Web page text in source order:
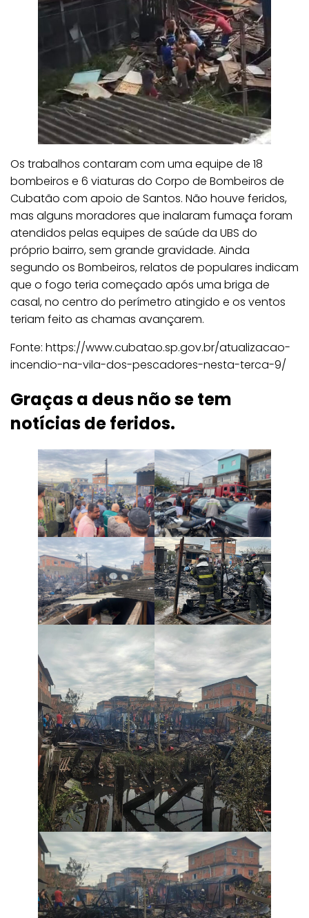
Os trabalhos contaram com uma equipe de 18
bombeiros e 6 viaturas do Corpo de Bombeiros de
Cubatão com apoio de Santos. Não houve feridos,
mas alguns moradores que inalaram fumaça foram
atendidos pelas equipes de saúde da UBS do
próprio bairro, sem grande gravidade. Ainda
segundo os Bombeiros, relatos de populares indicam
que o fogo teria começado após uma briga de
casal, no centro do perímetro atingido e os ventos
teriam feito as chamas avançarem.
Fonte: https://www.cubatao.sp.gov.br/atualizacao-
incendio-na-vila-dos-pescadores-nesta-terca-9/
Graças a deus não se tem
notícias de feridos.